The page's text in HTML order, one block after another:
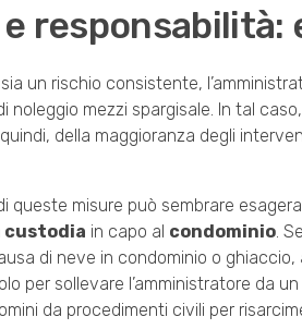
un rischio consistente,
noleggio mezzi spargisale. In tal
della maggioranza degli
misure può sembrare
custodia in capo al condominio.
di neve in condominio o
per sollevare l’amministratore da
da procedimenti civili per